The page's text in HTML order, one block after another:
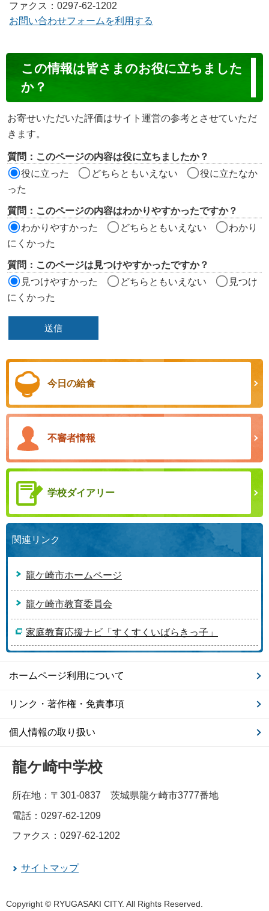
ファクス：0297-62-1202
お問い合わせフォームを利用する
ン
ン
ツ
評
価
ア
この情報は皆さまのお役に立ちました
か？
お寄せいただいた評価はサイト運営の参考とさせていただ
きます。
質問：このページの内容は役に立ちましたか？
役に立った
どちらともいえない
役に立たなか
った
質問：このページの内容はわかりやすかったですか？
わかりやすかった
どちらともいえない
わかり
にくかった
質問：このページは見つけやすかったですか？
見つけやすかった
どちらともいえない
見つけ
にくかった
今日の給食
不審者情報
学校ダイアリー
関連リンク
龍ケ崎市ホームページ
龍ケ崎市教育委員会
家庭教育応援ナビ「すくすくいばらきっ子」
ホームページ利用について
リンク・著作権・免責事項
個人情報の取り扱い
龍ケ崎中学校
所在地：〒301-0837 茨城県龍ケ崎市3777番地
電話：0297-62-1209
ファクス：0297-62-1202
サイトマップ
Copyright © RYUGASAKI CITY. All Rights Reserved.